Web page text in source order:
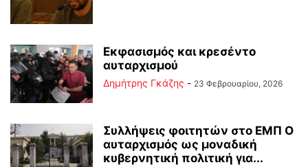
Εκφασισμός και κρεσέντο
αυταρχισμού
Δημήτρης Γκάζης - 23 Φεβρουαρίου, 2026
Συλλήψεις φοιτητών στο ΕΜΠ Ο
αυταρχισμός ως μοναδική
κυβερνητική πολιτική για...